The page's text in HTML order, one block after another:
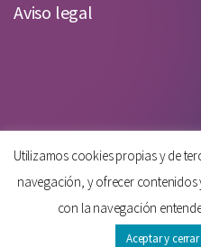
Aviso legal
© 2026 Gesfiser Ibr, S.L. - C/
Hecho con
Utilizamos cookies propias y de
navegación, y ofrecer contenidos
con la navegación
Aceptar y